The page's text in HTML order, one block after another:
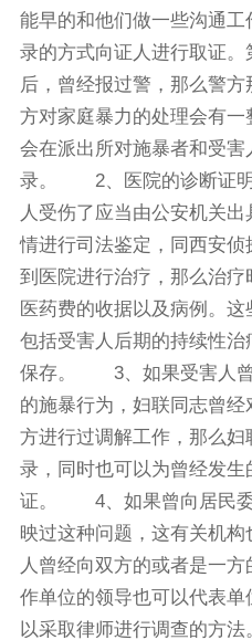
能早的和他们做一些沟通
录的方式向证人进行取证
后，曾经报过警，那么警
方对家庭暴力的处理会有
会在派出所对施暴者和受
录。 2、医院的诊断证明
人受伤了应当由公安机关
情进行司法鉴定，同西安
到医院进行治疗，那么治
医药费的收据以及病例。这
包括受害人后期的持续性
保存。 3、如果受害人曾
的施暴行为，妇联同志曾
方进行过调解工作，那么
录，同时也可以为曾经发
证。 4、如果曾向居民委
映过这种问题，这有关机
人曾经向双方的或者是一
作单位的领导也可以代表
以采取律师进行调查的